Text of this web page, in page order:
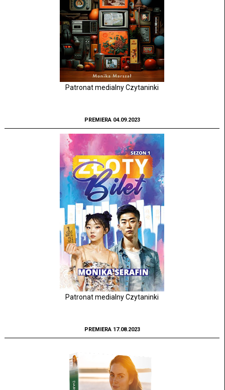
Patronat medialny Czytaninki
PREMIERA 04.09.2023
Patronat medialny Czytaninki
PREMIERA 17.08.2023